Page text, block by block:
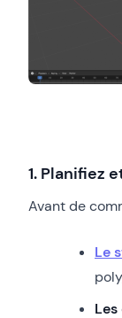
1. Planifiez
Avant de
Le